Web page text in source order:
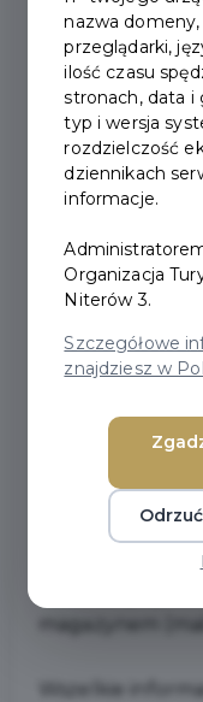
W celu
Gdańskiej
zapoznać się z
regulaminem,
WZ, a
poniżej.
Regulamin
promocyjnych
Dokument WZ -
Magazyn
godzinach od
zamówionych
Wszelkie
nazwa
przeglądarki,
ilość czasu
stronach, data i
typ i wersja
rozdzielczość
dziennikach
informacje.
Organizacja
Niterów 3.
Szczegółowe
znajdziesz w